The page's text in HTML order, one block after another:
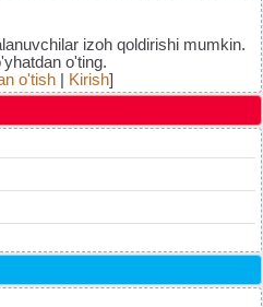
izoh qoldirishi mumkin.
o'ting.
o'tish| Kirish]